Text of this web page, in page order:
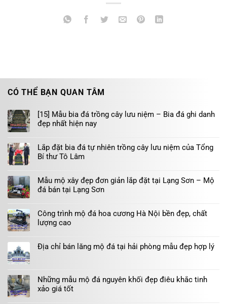
CÓ THỂ BẠN QUAN TÂM
[15] Mẫu bia đá trồng cây lưu niệm – Bia đá ghi danh
đẹp nhất hiện nay
Lắp đặt bia đá tự nhiên trồng cây lưu niệm của Tổng
Bí thư Tô Lâm
Mẫu mộ xây đẹp đơn giản lắp đặt tại Lạng Sơn – Mộ
đá bán tại Lạng Sơn
Công trình mộ đá hoa cương Hà Nội bền đẹp, chất
lượng cao
Địa chỉ bán lăng mộ đá tại hải phòng mẫu đẹp hợp lý
Những mẫu mộ đá nguyên khối đẹp điêu khắc tinh
xảo giá tốt